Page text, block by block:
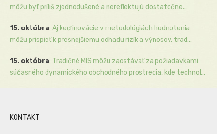
môžu byť príliš zjednodušené a nereflektujú dostatočne...
15. októbra: Aj keď inovácie v metodológiách hodnotenia
môžu prispieť k presnejšiemu odhadu rizík a výnosov, trad...
15. októbra: Tradičné MIS môžu zaostávať za požiadavkami
súčasného dynamického obchodného prostredia, kde technol...
KONTAKT